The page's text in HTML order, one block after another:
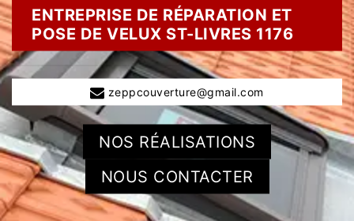
ENTREPRISE DE RÉPARATION ET
POSE DE VELUX ST-LIVRES 1176
zeppcouverture@gmail.com
NOS RÉALISATIONS
NOUS CONTACTER